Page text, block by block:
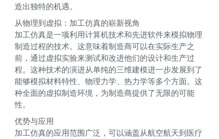
造出独特的机遇。
从物理到虚拟：加工仿真的崭新视角
加工仿真是一项利用计算机技术和先进软件来模拟物理
制造过程的技术。这意味着制造商可以在实际生产之
前，通过虚拟实验来测试和改进他们的设计和生产过
程。这种技术的演进从单纯的三维建模进一步发展到了
能够模拟材料特性、物理力学、热力学等多个方面。这
种全面的虚拟制造环境，为制造商提供了无限的可能
性。
优势与应用
加工仿真的应用范围广泛，可以涵盖从航空航天到医疗